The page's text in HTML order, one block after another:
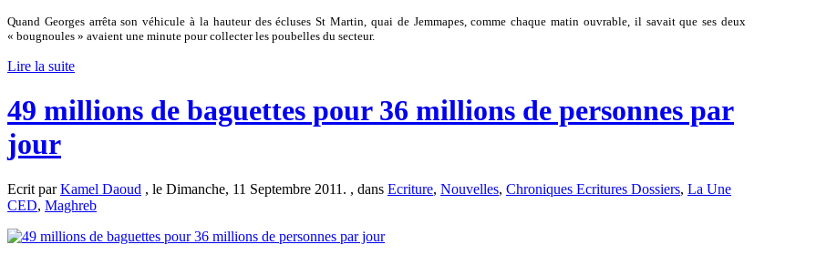
Quand Georges arrêta son véhicule à la hauteur des écluses St Martin, quai de Jemmapes, comme chaque matin ouvrable, il savait que ses deux
« bougnoules » avaient une minute pour collecter les poubelles du secteur.
Lire la suite
49 millions de baguettes pour 36 millions de personnes par
jour
Ecrit parKamel Daoud , le Dimanche, 11 Septembre 2011. , dans Ecriture, Nouvelles, Chroniques Ecritures Dossiers, La Une
CED, Maghreb